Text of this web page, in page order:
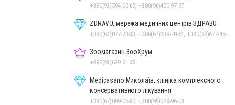
+380(93)594-00-05, +380(96)400-97-97
ZDRAVO, мережа медичних центрів ЗДРАВО
Зоомагазин ЗооХрум
+380(93)639-61-35
Medicasano Миколаїв, клініка комплексного
консервативного лікування
+380(67)009-06-00, +380(99)029-96-00